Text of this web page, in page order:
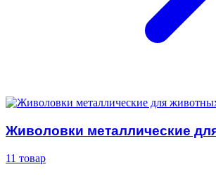
Живоловки металлические
11 товар